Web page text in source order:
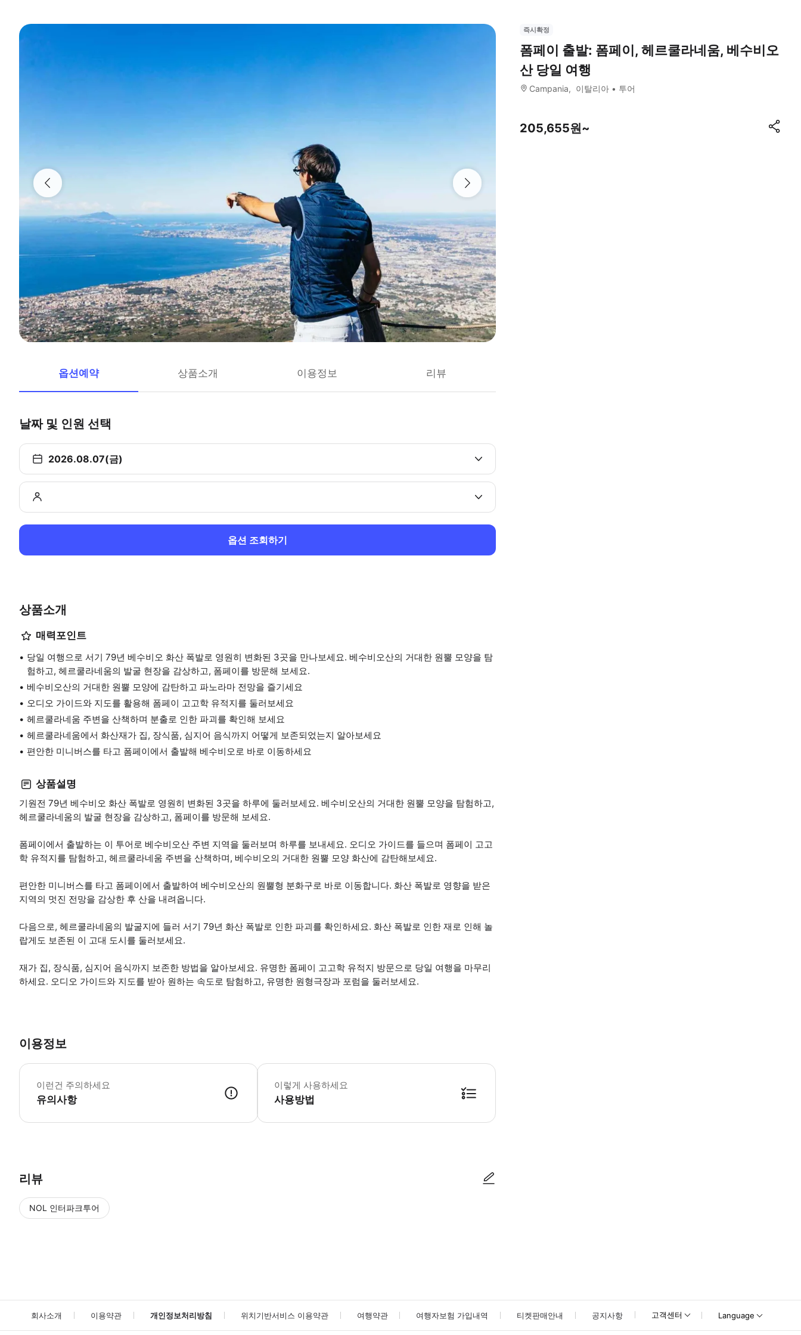
옵션예약 상품소개 이용정보 리뷰
날짜 및 인원 선택
2026.08.07(금)
옵션 조회하기
상품소개
매력포인트
당일 여행으로 서기 79년 베수비오 화산 폭발로 영원히 변화된 3곳을 만나보세요. 베수비오산의 거대한 원뿔 모양을 탐
험하고, 헤르쿨라네움의 발굴 현장을 감상하고, 폼페이를 방문해 보세요.
베수비오산의 거대한 원뿔 모양에 감탄하고 파노라마 전망을 즐기세요
오디오 가이드와 지도를 활용해 폼페이 고고학 유적지를 둘러보세요
헤르쿨라네움 주변을 산책하며 분출로 인한 파괴를 확인해 보세요
헤르쿨라네움에서 화산재가 집, 장식품, 심지어 음식까지 어떻게 보존되었는지 알아보세요
편안한 미니버스를 타고 폼페이에서 출발해 베수비오로 바로 이동하세요
상품설명
기원전 79년 베수비오 화산 폭발로 영원히 변화된 3곳을 하루에 둘러보세요. 베수비오산의 거대한 원뿔 모양을 탐험하고,
헤르쿨라네움의 발굴 현장을 감상하고, 폼페이를 방문해 보세요.
폼페이에서 출발하는 이 투어로 베수비오산 주변 지역을 둘러보며 하루를 보내세요. 오디오 가이드를 들으며 폼페이 고고
학 유적지를 탐험하고, 헤르쿨라네움 주변을 산책하며, 베수비오의 거대한 원뿔 모양 화산에 감탄해보세요.
편안한 미니버스를 타고 폼페이에서 출발하여 베수비오산의 원뿔형 분화구로 바로 이동합니다. 화산 폭발로 영향을 받은
지역의 멋진 전망을 감상한 후 산을 내려옵니다.
다음으로, 헤르쿨라네움의 발굴지에 들러 서기 79년 화산 폭발로 인한 파괴를 확인하세요. 화산 폭발로 인한 재로 인해 놀
랍게도 보존된 이 고대 도시를 둘러보세요.
재가 집, 장식품, 심지어 음식까지 보존한 방법을 알아보세요. 유명한 폼페이 고고학 유적지 방문으로 당일 여행을 마무리
하세요. 오디오 가이드와 지도를 받아 원하는 속도로 탐험하고, 유명한 원형극장과 포럼을 둘러보세요.
이용정보
이런건 주의하세요
유의사항
오디오 가이드를 대여하려면 유효한 신분증을 지참해야 합니다. * 소요시간 : 480분 (옵션에 따라 소요 시간이 다를 수 있으니, 예약 시 확인 부탁드립니다.)
이렇게 사용하세요
사용방법
리뷰
NOL 인터파크투어
즉시확정
폼페이 출발: 폼페이, 헤르쿨라네움, 베수비오
산 당일 여행
Campania 이탈리아 투어
205,655원~
회사소개 이용약관 개인정보처리방침 위치기반서비스 이용약관 여행약관 여행자보험 가입내역 티켓판매안내 공지사항 고객센터 Language